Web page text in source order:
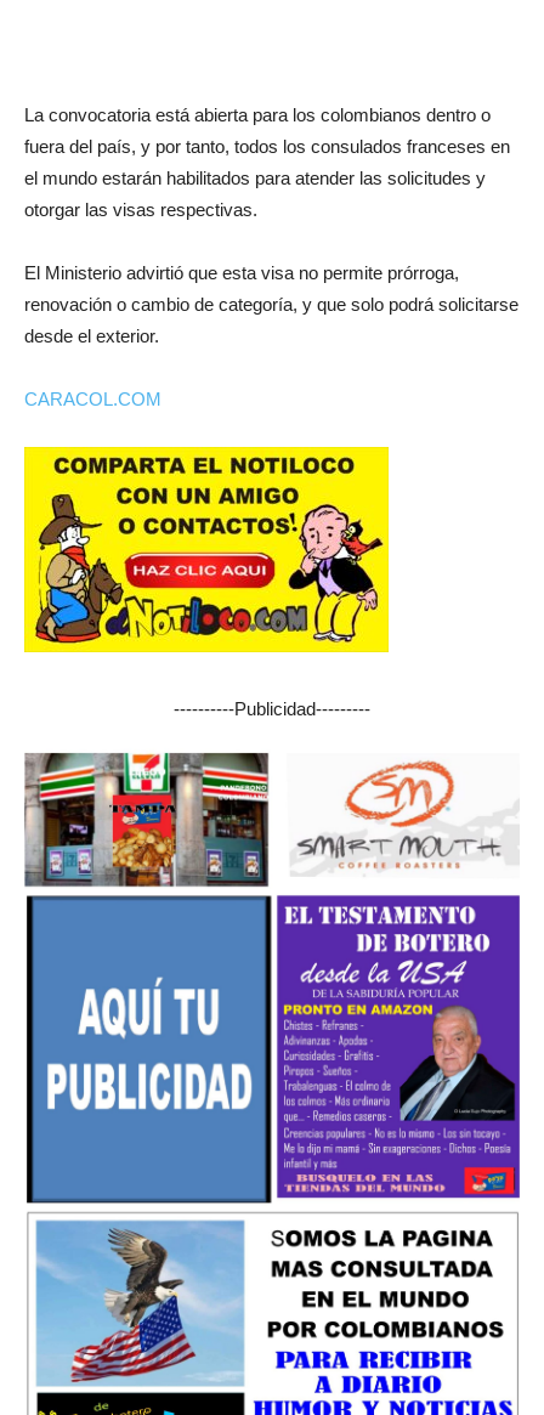
La convocatoria está abierta para los colombianos dentro o
fuera del país, y por tanto, todos los consulados franceses en
el mundo estarán habilitados para atender las solicitudes y
otorgar las visas respectivas.
El Ministerio advirtió que esta visa no permite prórroga,
renovación o cambio de categoría, y que solo podrá solicitarse
desde el exterior.
CARACOL.COM
----------Publicidad---------